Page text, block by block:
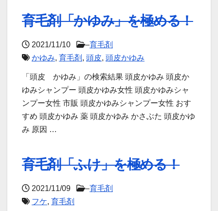
育毛剤「かゆみ」を極める！
2021/11/10 –育毛剤
かゆみ, 育毛剤 , 頭皮, 頭皮かゆみ
「頭皮 かゆみ」の検索結果 頭皮かゆみ 頭皮か
ゆみシャンプー 頭皮かゆみ女性 頭皮かゆみシャ
ンプー女性 市販 頭皮かゆみシャンプー女性 おす
すめ 頭皮かゆみ 薬 頭皮かゆみ かさぶた 頭皮かゆ
み 原因 …
育毛剤「ふけ」を極める！
2021/11/09 –育毛剤
フケ, 育毛剤